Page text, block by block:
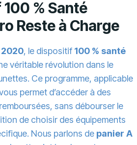
% Santé
Reste à Charge
, le dispositif 100 % santé
véritable révolution dans le
Ce programme, applicable
permet d’accéder à des
sans débourser le
de choisir des équipements
Nous parlons de panier A